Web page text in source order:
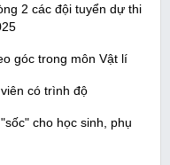
2 các đội tuyển dự thi
góc trong môn Vật lí
có trình độ
cho học sinh, phụ